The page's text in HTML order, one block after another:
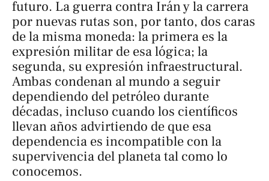
futuro. La guerra contra Irán y la carrera
por nuevas rutas son, por tanto, dos caras
de la misma moneda: la primera es la
expresión militar de esa lógica; la
segunda, su expresión infraestructural.
Ambas condenan al mundo a seguir
dependiendo del petróleo durante
décadas, incluso cuando los científicos
llevan años advirtiendo de que esa
dependencia es incompatible con la
supervivencia del planeta tal como lo
conocemos.